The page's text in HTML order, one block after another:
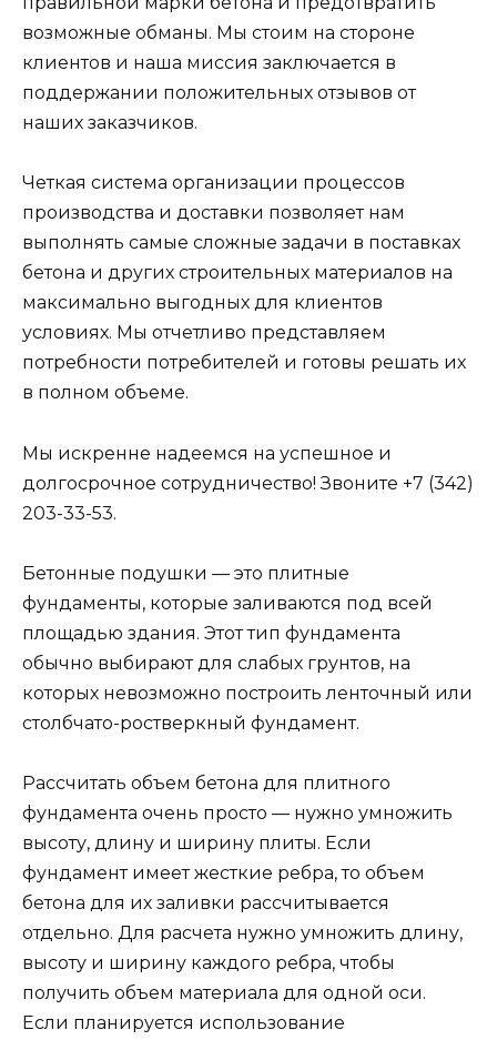
возможные обманы. Мы стоим на стороне
клиентов и наша миссия заключается в
поддержании положительных отзывов от
наших заказчиков.
Четкая система организации процессов
производства и доставки позволяет нам
выполнять самые сложные задачи в поставках
бетона и других строительных материалов на
максимально выгодных для клиентов
условиях. Мы отчетливо представляем
потребности потребителей и готовы решать их
в полном объеме.
Мы искренне надеемся на успешное и
долгосрочное сотрудничество! Звоните +7 (342)
203-33-53.
Бетонные подушки — это плитные
фундаменты, которые заливаются под всей
площадью здания. Этот тип фундамента
обычно выбирают для слабых грунтов, на
которых невозможно построить ленточный или
столбчато-ростверкный фундамент.
Рассчитать объем бетона для плитного
фундамента очень просто — нужно умножить
высоту, длину и ширину плиты. Если
фундамент имеет жесткие ребра, то объем
бетона для их заливки рассчитывается
отдельно. Для расчета нужно умножить длину,
высоту и ширину каждого ребра, чтобы
получить объем материала для одной оси.
Если планируется использование